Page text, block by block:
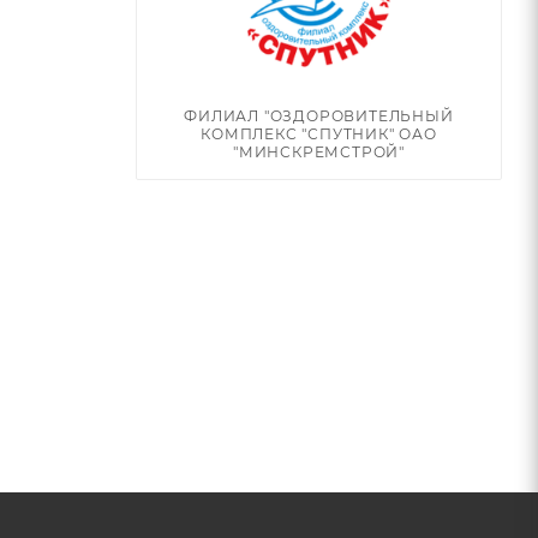
ФИЛИАЛ "ОЗДОРОВИТЕЛЬНЫЙ
КОМПЛЕКС "СПУТНИК" ОАО
"МИНСКРЕМСТРОЙ"